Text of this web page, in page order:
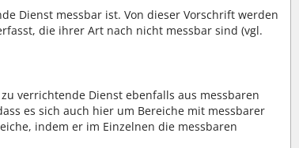
Dienst messbar ist. Von dieser Vorschrift werden
die ihrer Art nach nicht messbar sind (vgl.
verrichtende Dienst ebenfalls aus messbaren
es sich auch hier um Bereiche mit messbarer
indem er im Einzelnen die messbaren